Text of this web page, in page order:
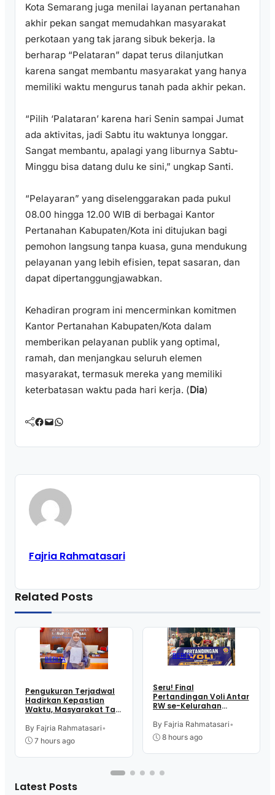
Kota Semarang juga menilai layanan pertanahan
akhir pekan sangat memudahkan masyarakat
perkotaan yang tak jarang sibuk bekerja. Ia
berharap “Pelataran” dapat terus dilanjutkan
karena sangat membantu masyarakat yang hanya
memiliki waktu mengurus tanah pada akhir pekan.
“Pilih ‘Palataran’ karena hari Senin sampai Jumat
ada aktivitas, jadi Sabtu itu waktunya longgar.
Sangat membantu, apalagi yang liburnya Sabtu-
Minggu bisa datang dulu ke sini,” ungkap Santi.
“Pelayaran” yang diselenggarakan pada pukul
08.00 hingga 12.00 WIB di berbagai Kantor
Pertanahan Kabupaten/Kota ini ditujukan bagi
pemohon langsung tanpa kuasa, guna mendukung
pelayanan yang lebih efisien, tepat sasaran, dan
dapat dipertanggungjawabkan.
Kehadiran program ini mencerminkan komitmen
Kantor Pertanahan Kabupaten/Kota dalam
memberikan pelayanan publik yang optimal,
ramah, dan menjangkau seluruh elemen
masyarakat, termasuk mereka yang memiliki
keterbatasan waktu pada hari kerja. (Dia)
Facebook Mail WhatsApp
Fajria Rahmatasari
Related Posts
BERITA
Pengukuran Terjadwal
Hadirkan Kepastian
Waktu, Masyarakat Tak
Layanan Pertanahan
By Fajria Rahmatasari•
7 hours ago
BERITA
Seru! Final
Pertandingan Voli Antar
RW se-Kelurahan
Sambut HUT RI
By Fajria Rahmatasari•
8 hours ago
Latest Posts